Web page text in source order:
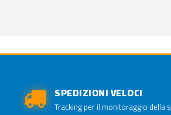
SPEDIZIONI VELOCI
Tracking per il monitoraggio della